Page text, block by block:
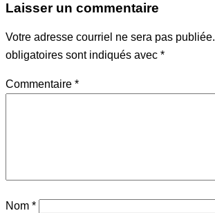
Laisser un commentaire
Votre adresse courriel ne sera pas publiée.
obligatoires sont indiqués avec *
Commentaire *
Nom *